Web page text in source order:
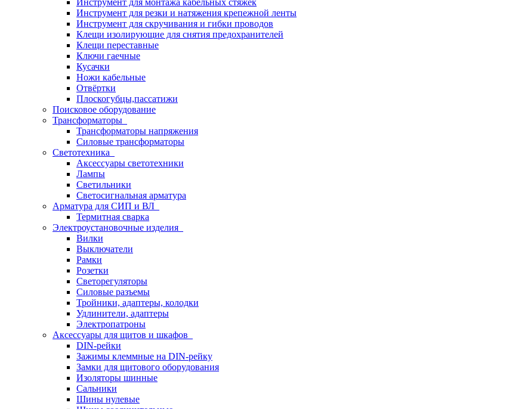
Инструмент для монтажа кабельных стяжек
Инструмент для резки и натяжения крепежной ленты
Инструмент для скручивания и гибки проводов
Клещи изолирующие для снятия предохранителей
Клещи переставные
Ключи гаечные
Кусачки
Ножи кабельные
Отвёртки
Плоскогубцы,пассатижи
Поисковое оборудование
Трансформаторы
Трансформаторы напряжения
Силовые трансформаторы
Светотехника
Аксессуары светотехники
Лампы
Светильники
Светосигнальная арматура
Арматура для СИП и ВЛ
Термитная сварка
Электроустановочные изделия
Вилки
Выключатели
Рамки
Розетки
Светорегуляторы
Силовые разъемы
Тройники, адаптеры, колодки
Удлинители, адаптеры
Электропатроны
Аксессуары для щитов и шкафов
DIN-рейки
Зажимы клеммные на DIN-рейку
Замки для щитового оборудования
Изоляторы шинные
Сальники
Шины нулевые